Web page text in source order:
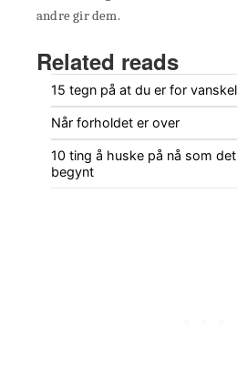
andre gir dem.
Related reads
15 tegn på at du er for
Når forholdet er over
10 ting å huske på nå som
begynt